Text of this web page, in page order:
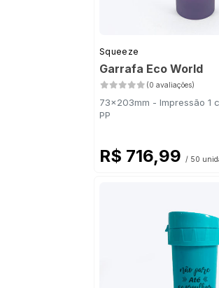
Squeeze
Garrafa Eco World
(0 avaliações)
73x203mm - Impressão 1
PP
R$ 716,99 / 50